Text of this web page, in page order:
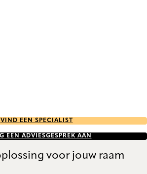
VIND EEN SPECIALIST
EEN ADVIESGESPREK AAN
voor jouw raam